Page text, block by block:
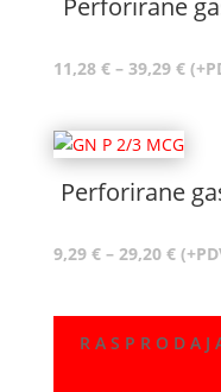
8,23 €
11,28 € – 39,29 €
Perforirane
9,29 € – 29,20 €
9,29 €
R A S P R O D A J